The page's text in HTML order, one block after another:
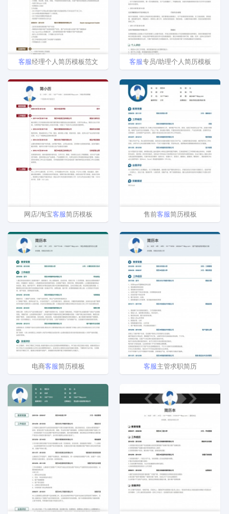
客服经理个人简历模板范文 客服专员/助理个人简历模板
网店/淘宝客服简历模板 售前客服简历模板
电商客服简历模板 客服主管求职简历